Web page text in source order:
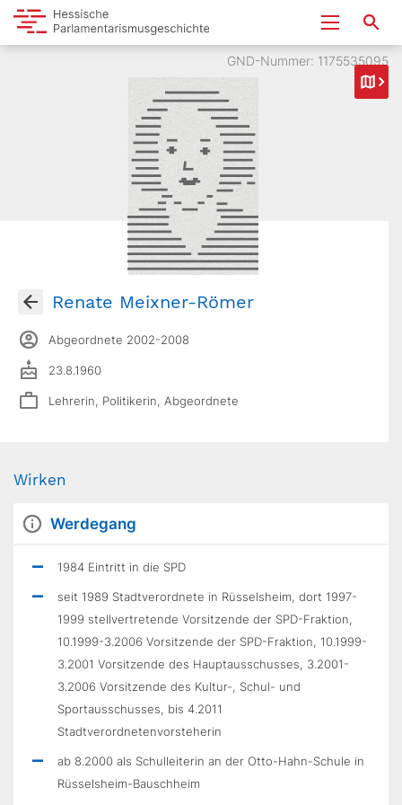
GND-Nummer: 1175535095
Renate Meixner-Römer
Abgeordnete 2002-2008
23.8.1960
Lehrerin, Politikerin, Abgeordnete
Wirken
Werdegang
1984 Eintritt in die SPD
seit 1989 Stadtverordnete in Rüsselsheim, dort 1997-
1999 stellvertretende Vorsitzende der SPD-Fraktion,
10.1999-3.2006 Vorsitzende der SPD-Fraktion, 10.1999-
3.2001 Vorsitzende des Hauptausschusses, 3.2001-
3.2006 Vorsitzende des Kultur-, Schul- und
Sportausschusses, bis 4.2011
Stadtverordnetenvorsteherin
ab 8.2000 als Schulleiterin an der Otto-Hahn-Schule in
Rüsselsheim-Bauschheim